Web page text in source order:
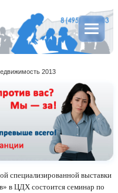
2013
специализированной выставки
в ЦДХ состоится семинар по